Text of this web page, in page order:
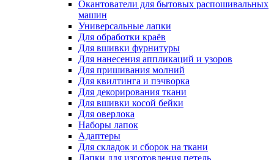
Окантователи для бытовых распошивальных
машин
Универсальные лапки
Для обработки краёв
Для вшивки фурнитуры
Для нанесения аппликаций и узоров
Для пришивания молний
Для квилтинга и пэчворка
Для декорирования ткани
Для вшивки косой бейки
Для оверлока
Наборы лапок
Адаптеры
Для складок и сборок на ткани
Лапки для изготовления петель